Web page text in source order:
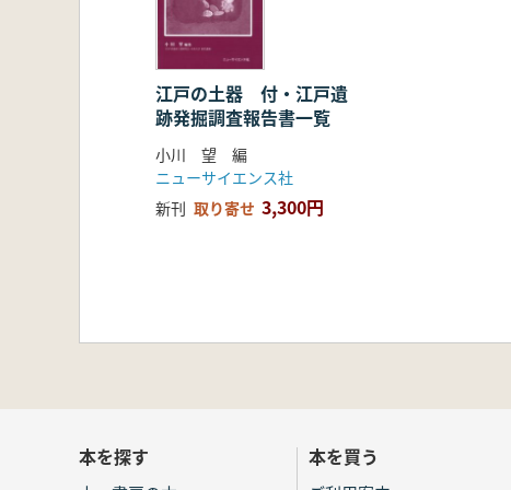
江戸の土器 付・江戸遺
跡発掘調査報告書一覧
小川 望 編
ニューサイエンス社
新刊 取り寄せ 3,300円
本を探す 本を買う